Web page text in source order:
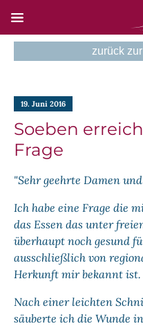
NEWSEN
SKYSCAN
NEUE UNTERSEITE
KONTAKT
zurück
19. Juni 2016
Soeben
Frage
"Sehr geehrte Damen
Ich habe eine Frage die
das Essen das unter
überhaupt noch gesund
ausschließlich von
Herkunft mir bekannt ist.
Nach einer leichten
säuberte ich die Wunde